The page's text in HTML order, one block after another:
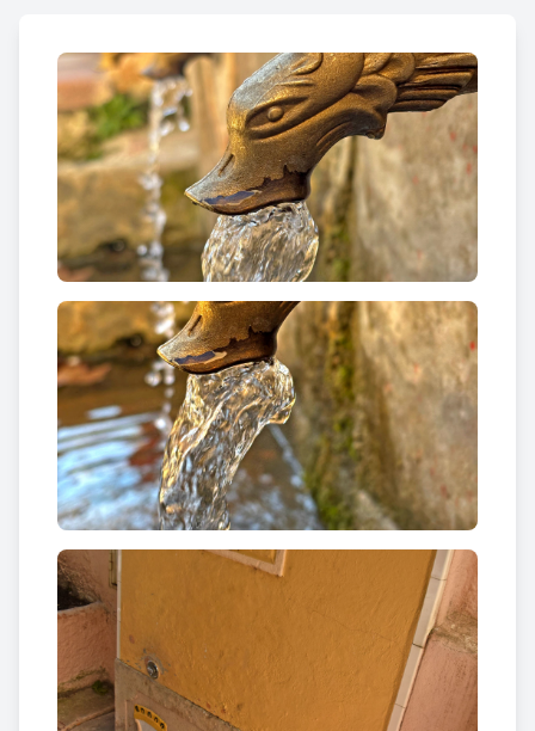
La Font de la Creu
, urbanitzada com a mínim des de
1878 com ho indica la data que la presideix –al
mateix moment que es va adequar la veïna font de
la Salut- disposa de tres brocs – dos dels quals
encara ragen amb aigua no tractada, envoltats
d’una decoració en relleu de cinc ferradures.
Curiositats
I una constant en les aigües de Cabra del Camp: el
reaprofitament. L'aigua sobrant transcorre carrer
avall per un canal que alimenta l’anticabeurador a
la Plaça de la Creu, sota la qual hi ha la
font de la
Salut.